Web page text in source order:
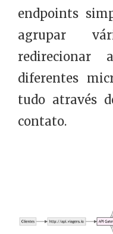
endpoints
agrupar
redirecionar
diferentes
tudo através
contato.